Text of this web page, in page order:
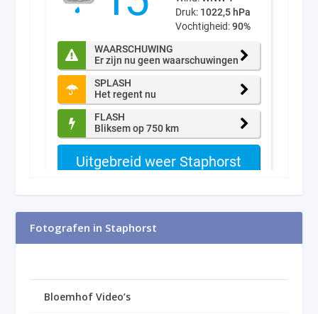
Fotografen in Staphorst
Bloemhof Video’s